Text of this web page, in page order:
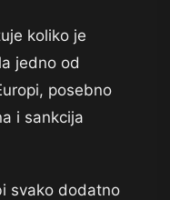
koliko je
jedno od
posebno
i sankcija
svako dodatno